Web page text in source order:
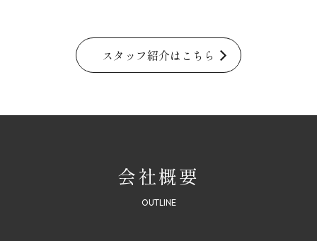
スタッフ紹介はこちら
会社概要